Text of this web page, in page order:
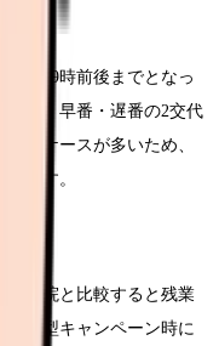
ら19時前後までとなっ
多く、早番・遅番の2交代
るケースが多いため、
です。
般病院と比較すると残業
や大型キャンペーン時に